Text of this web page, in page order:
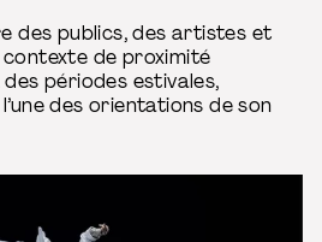
des publics, des artistes et
de proximité
périodes estivales,
des orientations de son